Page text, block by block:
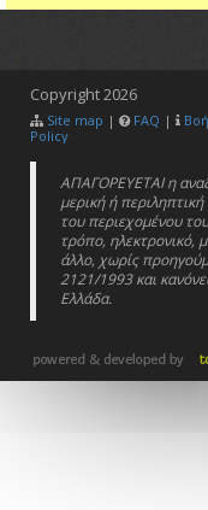
Copyright2026
Site map | FAQ |
Policy
ΑΠΑΓΟΡΕΥΕΤΑΙ η
μερική ή
του περιεχομένου
τρόπο, ηλεκτρονικό,
άλλο, χωρίς
2121/1993 και
Ελλάδα.